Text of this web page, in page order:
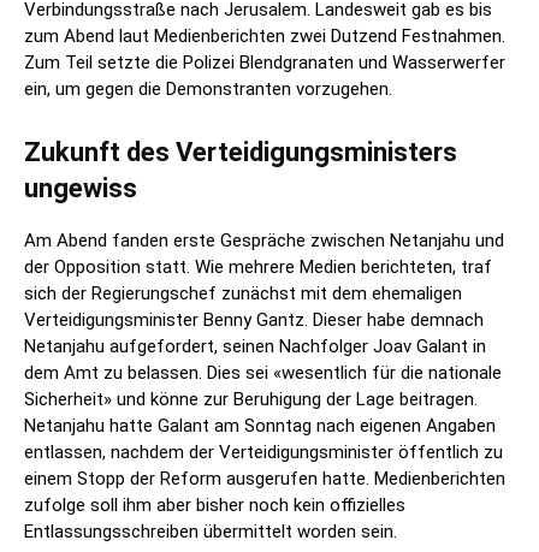
Verbindungsstraße nach Jerusalem. Landesweit gab es bis
zum Abend laut Medienberichten zwei Dutzend Festnahmen.
Zum Teil setzte die Polizei Blendgranaten und Wasserwerfer
ein, um gegen die Demonstranten vorzugehen.
Zukunft des Verteidigungsministers
ungewiss
Am Abend fanden erste Gespräche zwischen Netanjahu und
der Opposition statt. Wie mehrere Medien berichteten, traf
sich der Regierungschef zunächst mit dem ehemaligen
Verteidigungsminister Benny Gantz. Dieser habe demnach
Netanjahu aufgefordert, seinen Nachfolger Joav Galant in
dem Amt zu belassen. Dies sei «wesentlich für die nationale
Sicherheit» und könne zur Beruhigung der Lage beitragen.
Netanjahu hatte Galant am Sonntag nach eigenen Angaben
entlassen, nachdem der Verteidigungsminister öffentlich zu
einem Stopp der Reform ausgerufen hatte. Medienberichten
zufolge soll ihm aber bisher noch kein offizielles
Entlassungsschreiben übermittelt worden sein.